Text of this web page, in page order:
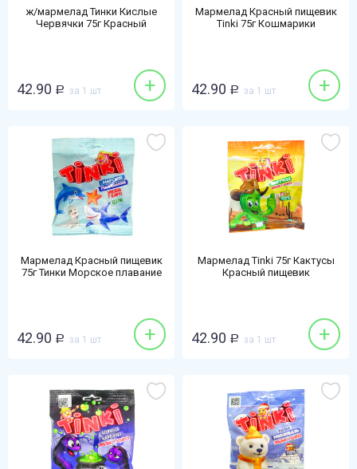
ж/мармелад Тинки Кислые
Червячки 75г Красный
42.90 Р за 1 шт +
Мармелад Красный пищевик
Tinki 75г Кошмарики
42.90 Р за 1 шт +
Мармелад Красный пищевик
75г Тинки Морское плавание
42.90 Р за 1 шт +
Мармелад Tinki 75г Кактусы
Красный пищевик
42.90 Р за 1 шт +